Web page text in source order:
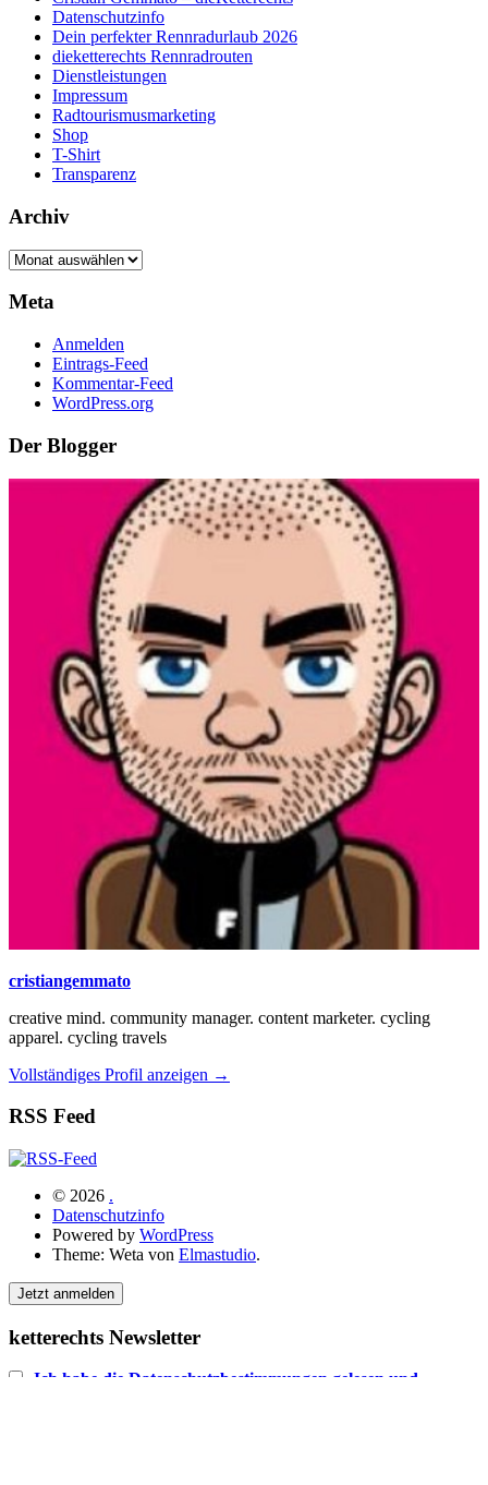
Datenschutzinfo
Dein perfekter Rennradurlaub 2026
dieketterechts Rennradrouten
Dienstleistungen
Impressum
Radtourismusmarketing
Shop
T-Shirt
Transparenz
Archiv
Archiv
Meta
Anmelden
Eintrags-Feed
Kommentar-Feed
WordPress.org
Der Blogger
cristiangemmato
creative mind. community manager. content marketer. cycling
apparel. cycling travels
Vollständiges Profil anzeigen →
RSS Feed
© 2026 .
Datenschutzinfo
Powered by WordPress
Theme: Weta von Elmastudio.
Jetzt anmelden
ketterechts Newsletter
Ich habe die Datenschutzbestimmungen gelesen und